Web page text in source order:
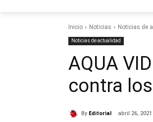
Inicio Noticias Noticias de
Noticias de actualidad
AQUA
contra
By Editorial abril 26, 2021